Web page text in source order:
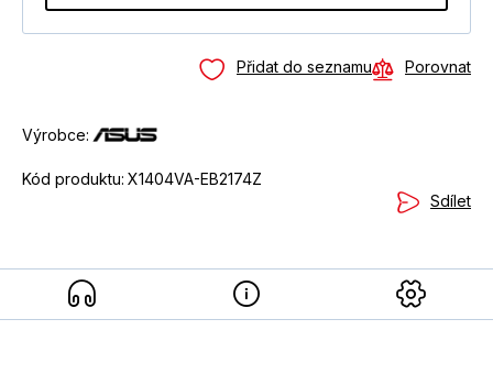
Přidat do seznamu Porovnat
Výrobce:
Kód produktu: X1404VA-EB2174Z
Sdílet